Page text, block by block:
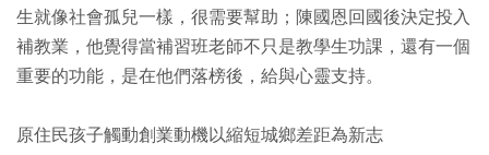
生就像社會孤兒一樣，很需要幫助；陳國恩回國後決定投入
補教業，他覺得當補習班老師不只是教學生功課，還有一個
重要的功能，是在他們落榜後，給與心靈支持。
原住民孩子觸動創業動機以縮短城鄉差距為新志